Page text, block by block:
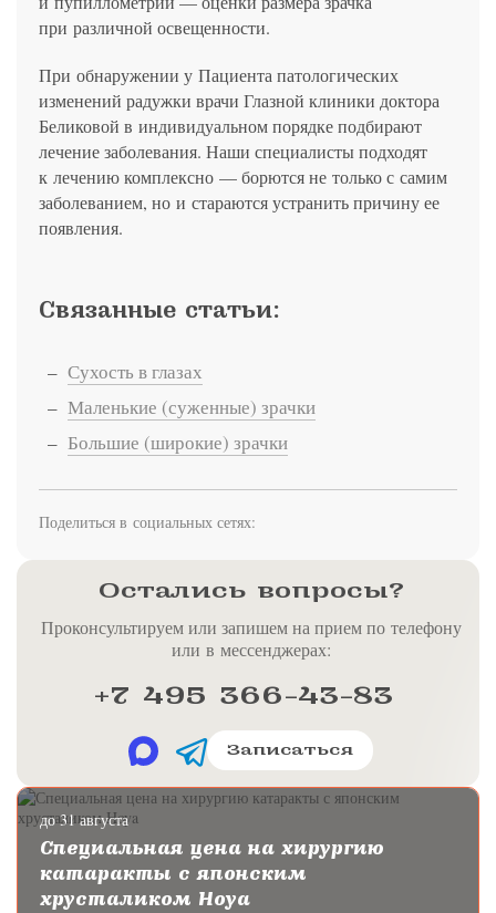
при различной освещенности.
При обнаружении у Пациента патологических
изменений радужки врачи Глазной клиники доктора
Беликовой в индивидуальном порядке подбирают
лечение заболевания. Наши специалисты подходят
к лечению комплексно — борются не только с самим
заболеванием, но и стараются устранить причину ее
появления.
Связанные статьи:
Сухость в глазах
Маленькие (суженные) зрачки
Большие (широкие) зрачки
Поделиться в социальных сетях:
Остались вопросы?
Проконсультируем или запишем на прием по телефону
или в мессенджерах:
+7 495 366-43-83
Записаться
до 31 августа
Специальная цена на хирургию
катаракты с японским
хрусталиком Hoya